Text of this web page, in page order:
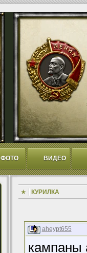
ФОТО ВИДЕО
КУРИЛКА
aheypt655
кампаны